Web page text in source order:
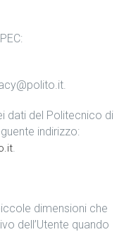
dati del Politecnico di
indirizzo:
.
dimensioni che
dell’Utente quando